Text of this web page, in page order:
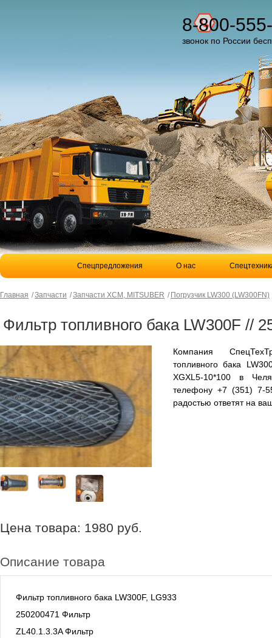
8-800-
звонок по России
Спецпредложения О нас
Главная Запчасти Запчасти XCM, MITSUBER Погрузчик LW300 (LW300FN)
Фильтр топливного бака LW300F //
Компания
топливного бака
XGXL5-10*100 в
телефону +7 (351) 7-
радостью ответят на
Цена товара: 1980 руб.
Описание товара
Фильтр топливного бака LW300F, LG933
250200471 Фильтр
ZL40.1.3.3A Фильтр